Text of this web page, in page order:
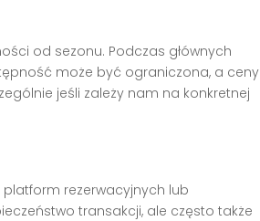
od sezonu. Podczas głównych
może być ograniczona, a ceny
jeśli zależy nam na konkretnej
rezerwacyjnych lub
transakcji, ale często także